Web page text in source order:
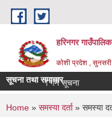
Skip to main content
हरिनगर
कोशी प्रदेश ,
सूचना तथा समाचार
रेट पेश गर्ने सूचना
You are here
Home » समस्या दर्ता» समस्या